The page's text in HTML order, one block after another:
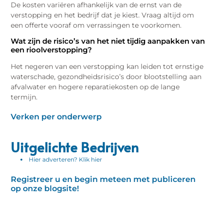
De kosten variëren afhankelijk van de ernst van de
verstopping en het bedrijf dat je kiest. Vraag altijd om
een offerte vooraf om verrassingen te voorkomen.
Wat zijn de risico’s van het niet tijdig aanpakken van
een rioolverstopping?
Het negeren van een verstopping kan leiden tot ernstige
waterschade, gezondheidsrisico’s door blootstelling aan
afvalwater en hogere reparatiekosten op de lange
termijn.
Verken per onderwerp
Uitgelichte Bedrijven
Hier adverteren? Klik hier
Registreer u en begin meteen met publiceren
op onze blogsite!